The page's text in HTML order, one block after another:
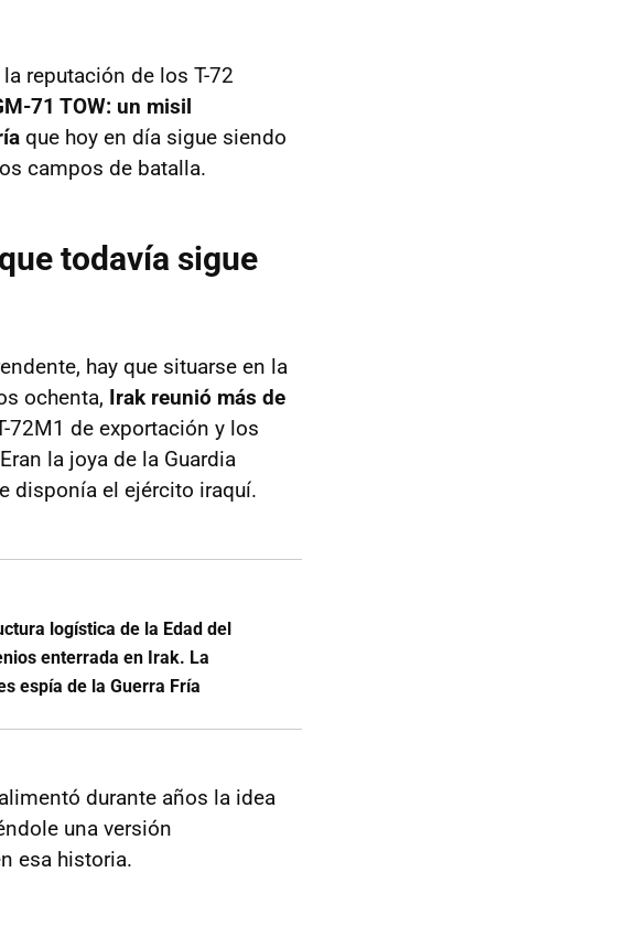
reputación de los T-72
71 TOW: un misil
que hoy en día sigue siendo
campos de batalla.
todavía sigue
hay que situarse en la
ochenta, Irak reunió más de
72M1 de exportación y los
la joya de la Guardia
disponía el ejército iraquí.
logística de la Edad del
enterrada en Irak. La
espía de la Guerra Fría
durante años la idea
una versión
esa historia.